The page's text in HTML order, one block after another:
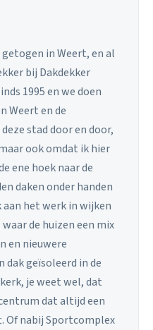
in Weert, en al
bij Dakdekker
1995 en we doen
Weert en de
stad door en door,
ook omdat ik hier
ene hoek naar de
daken onder handen
aan het werk in wijken
de huizen een mix
en nieuwere
dak geïsoleerd in de
je weet wel, dat
dat altijd een
Of nabij Sportcomplex